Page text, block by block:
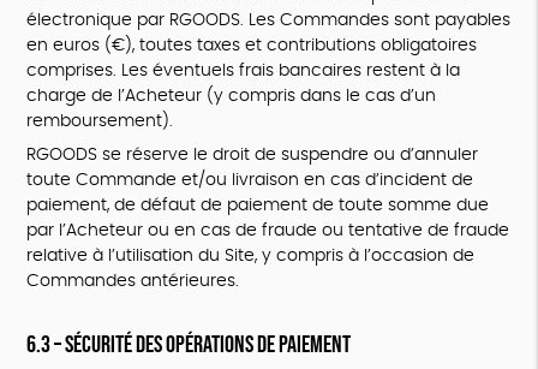
électronique par RGOODS. Les Commandes sont payables
en euros (€), toutes taxes et contributions obligatoires
comprises. Les éventuels frais bancaires restent à la
charge de l’Acheteur (y compris dans le cas d’un
remboursement).
RGOODS se réserve le droit de suspendre ou d’annuler
toute Commande et/ou livraison en cas d’incident de
paiement, de défaut de paiement de toute somme due
par l’Acheteur ou en cas de fraude ou tentative de fraude
relative à l’utilisation du Site, y compris à l’occasion de
Commandes antérieures.
6.3 – Sécurité des opérations de paiement